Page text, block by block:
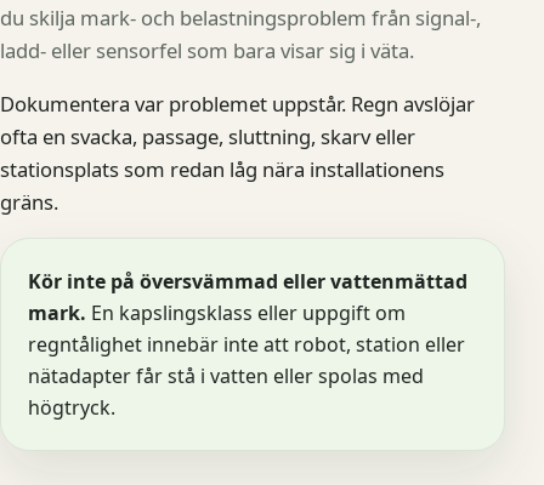
du skilja mark- och belastningsproblem från signal-,
ladd- eller sensorfel som bara visar sig i väta.
Dokumentera var problemet uppstår. Regn avslöjar
ofta en svacka, passage, sluttning, skarv eller
stationsplats som redan låg nära installationens
gräns.
Kör inte på översvämmad eller vattenmättad
mark. En kapslingsklass eller uppgift om
regntålighet innebär inte att robot, station eller
nätadapter får stå i vatten eller spolas med
högtryck.